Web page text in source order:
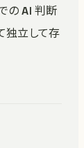
の AI 判断
独立して存